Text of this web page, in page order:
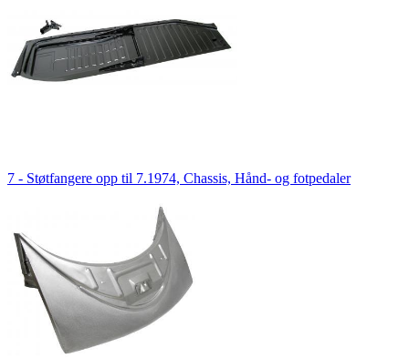
7 - Støtfangere opp til 7.1974, Chassis, Hånd- og fotpedaler